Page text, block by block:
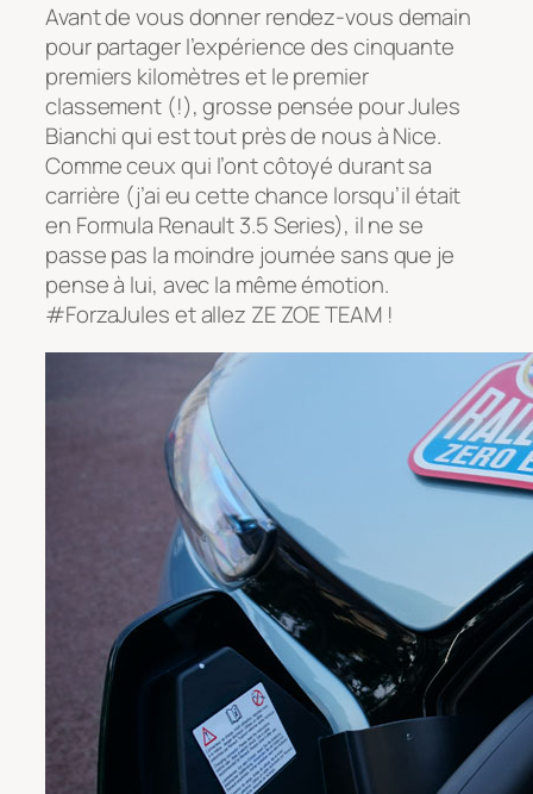
Avant de vous donner rendez-vous demain
pour partager l’expérience des cinquante
premiers kilomètres et le premier
classement (!), grosse pensée pour Jules
Bianchi qui est tout près de nous à Nice.
Comme ceux qui l’ont côtoyé durant sa
carrière (j’ai eu cette chance lorsqu’il était
en Formula Renault 3.5 Series), il ne se
passe pas la moindre journée sans que je
pense à lui, avec la même émotion.
#ForzaJules et allez ZE ZOE TEAM !